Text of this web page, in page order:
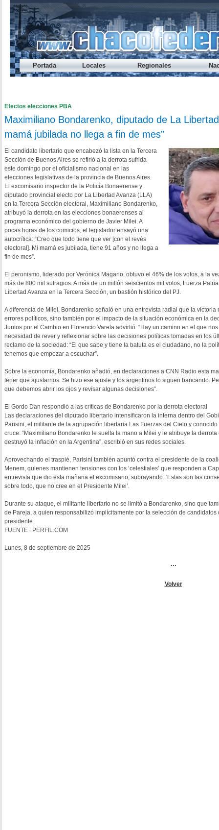
Portada Locales Regionales
Efectos elecciones PBA
Maximiliano Bondarenko, diputado de La
mamá jubilada no llega a fin de mes”
El candidato libertario que encabezó la lista en la Tercera
Sección de Buenos Aires se refirió a la derrota sufrida
este domingo por el oficialismo nacional en las
elecciones legislativas de la provincia de Buenos Aires.
El excomisario inspector de la Policía Bonaerense y
diputado provincial electo por La Libertad Avanza (LLA)
en la Tercera Sección electoral, Maximiliano Bondarenko,
atribuyó la derrota en las elecciones bonaerenses al
programa económico del gobierno de Javier Milei. A
pocas horas de los comicios, el legislador ensayó una
autocrítica: “Creo que todo tiene que ver [con el revés
electoral]. Mi mamá es jubilada, tiene 91 años y no llega a
fin de mes”.
El peronismo, liderado por Verónica Magario, obtuvo el 46% de los votos, a la
más de 800 mil sufragios. A más de un millón seiscientos mil votos, Fuerza
Libertad Avanza en la Tercera Sección, un bastión histórico del PJ.
A diferencia de Milei, Bondarenko señaló en una entrevista radial que la victoria
errores políticos, sino también por el impacto de la situación económica en la
Juntos por el Cambio en Florencio Varela advirtió: “Hay un camino en el que
necesidad de rever y reflexionar sobre las decisiones políticas tomadas en los
reclamo de la sociedad: “El que sabe y tiene la batuta es el ciudadano, no la
tenemos que empezar a escuchar”.
Sobre la economía, Bondarenko añadió, en declaraciones a CNN Radio esta
tener que ajustarnos. Se hizo ese ajuste y los argentinos lo siguen bancando.
que debemos abrir los ojos y revisar algunas decisiones”.
El Gordo Dan respondió a las críticas de Bondarenko por la derrota electoral
Las declaraciones del diputado libertario intensificaron la interna dentro del
Parisini, el militante de la agrupación libertaria Las Fuerzas del Cielo y
cruce: “Maximiliano Bondarenko le suelta la mano a Milei y le atribuye la
destruyó la inflación en la Argentina”, escribió en sus redes sociales.
Aprovechando el traspié, Parisini también apuntó contra el presidente de la
Menem, quienes mantienen tensiones con los ‘celestiales’ que responden a
entrevista que dio esta mañana el excomisario, subrayando: ‘Estas son las
sobre todo, que no cree en el Presidente Milei’.
Durante su ataque, el militante libertario no se limitó a Bondarenko, sino que
de Pareja, a quien responsabilizó implícitamente por la selección de
presidente.
FUENTE : PERFIL.COM
Lunes, 8 de septiembre de 2025
...
Volver